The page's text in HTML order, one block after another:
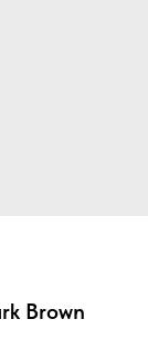
Brown